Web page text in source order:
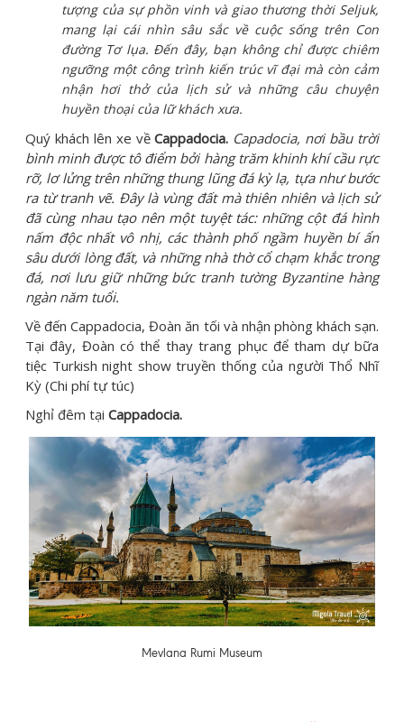
tượng của sự phồn vinh và giao thương thời Seljuk,
mang lại cái nhìn sâu sắc về cuộc sống trên Con
đường Tơ lụa. Đến đây, bạn không chỉ được chiêm
ngưỡng một công trình kiến trúc vĩ đại mà còn cảm
nhận hơi thở của lịch sử và những câu chuyện
huyền thoại của lữ khách xưa.
Quý khách lên xe vềCappadocia. Capadocia, nơi bầu trời
bình minh được tô điểm bởi hàng trăm khinh khí cầu rực
rỡ, lơ lửng trên những thung lũng đá kỳ lạ, tựa như bước
ra từ tranh vẽ. Đây là vùng đất mà thiên nhiên và lịch sử
đã cùng nhau tạo nên một tuyệt tác: những cột đá hình
nấm độc nhất vô nhị, các thành phố ngầm huyền bí ẩn
sâu dưới lòng đất, và những nhà thờ cổ chạm khắc trong
đá, nơi lưu giữ những bức tranh tường Byzantine hàng
ngàn năm tuổi.
Về đến Cappadocia, Đoàn ăn tối và nhận phòng khách sạn.
Tại đây, Đoàn có thể thay trang phục để tham dự bữa
tiệc Turkish night show truyền thống của người Thổ Nhĩ
Kỳ (Chi phí tự túc)
Nghỉ đêm tại Cappadocia.
Mevlana Rumi Museum